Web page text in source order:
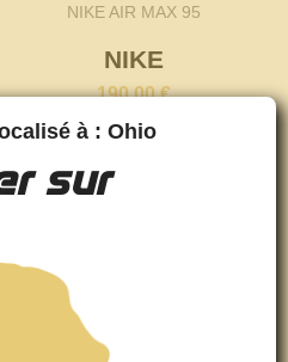
NIKE AIR MAX 95
NIKE
190,00 €
à : Ohio
sur